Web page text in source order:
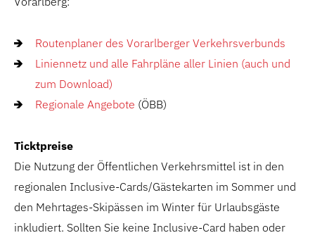
Routenplaner des Vorarlberger Verkehrsverbunds
Liniennetz und alle Fahrpläne aller Linien (auch und
zum Download)
Regionale Angebote (ÖBB)
Ticktpreise
Die Nutzung der Öffentlichen Verkehrsmittel ist in den
regionalen Inclusive-Cards/Gästekarten im Sommer und
den Mehrtages-Skipässen im Winter für Urlaubsgäste
inkludiert. Sollten Sie keine Inclusive-Card haben oder